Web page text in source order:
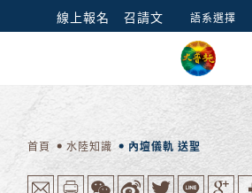
線上報名 召請文 語系選擇
首頁 水陸知識 內壇儀軌 送聖